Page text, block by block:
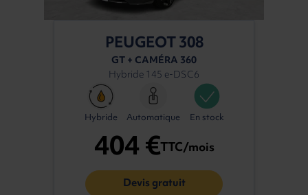
PEUGEOT 308
GT + CAMÉRA 360
Hybride 145 e-DSC6
Hybride Automatique En stock
404 €TTC/mois
Devis gratuit